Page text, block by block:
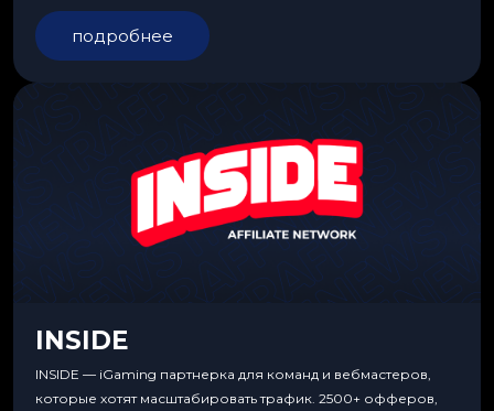
подробнее
INSIDE
INSIDE — iGaming партнерка для команд и вебмастеров,
которые хотят масштабировать трафик. 2500+ офферов,